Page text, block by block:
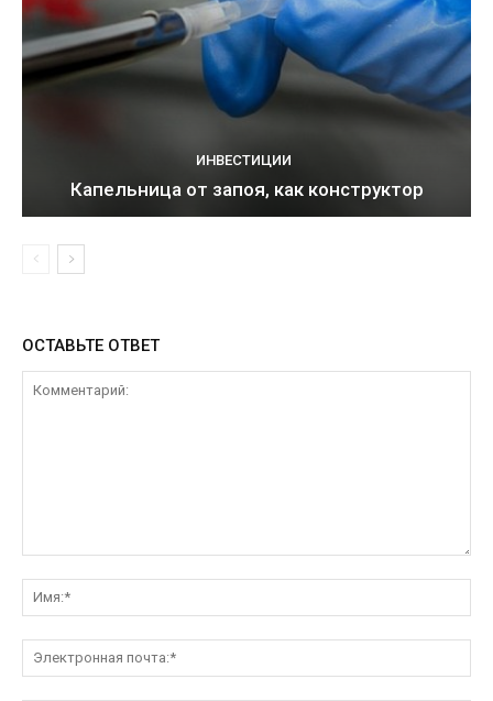
ИНВЕСТИЦИИ
Капельница от запоя, как конструктор
ОСТАВЬТЕ ОТВЕТ